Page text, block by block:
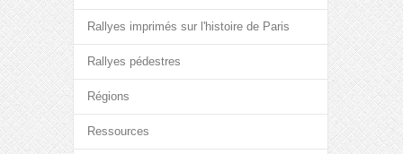
Rallyes imprimés sur l'histoire de Paris
Rallyes pédestres
Régions
Ressources